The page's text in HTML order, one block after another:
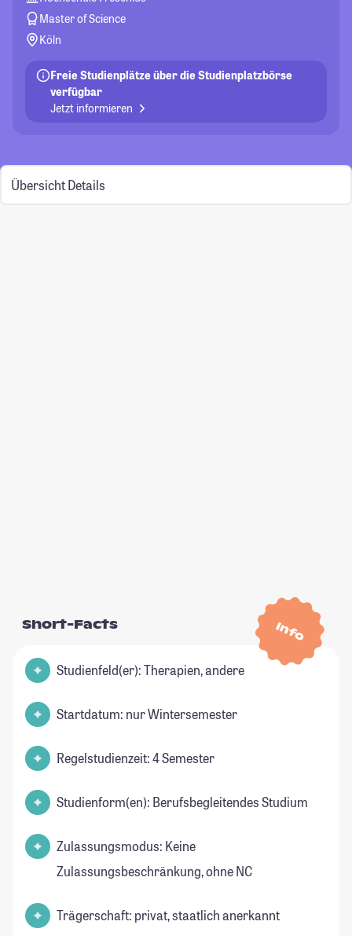
Master of Science
Köln
Freie Studienplätze über die Studienplatzbörse
verfügbar
Jetzt informieren
Übersicht Details
Info
Short-Facts
Studienfeld(er): Therapien, andere
Startdatum: nur Wintersemester
Regelstudienzeit: 4 Semester
Studienform(en): Berufsbegleitendes Studium
Zulassungsmodus: Keine
Zulassungsbeschränkung, ohne NC
Trägerschaft: privat, staatlich anerkannt